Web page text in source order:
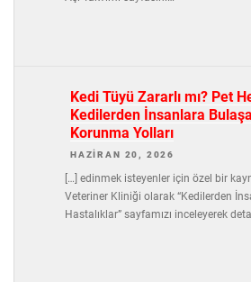
Kedi Tüyü Zararlı mı? Pet
Kedilerden İnsanlara
Korunma Yolları
HAZIRAN 20, 2026
[…] edinmek isteyenler için özel bir
Veteriner Kliniği olarak “Kedilerden
Hastalıklar” sayfamızı inceleyerek